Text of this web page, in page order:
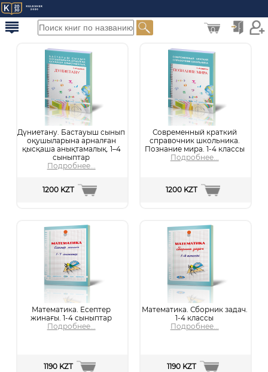
0
Дүниетану. Бастауыш сынып
оқушыларына арналған
қысқаша анықтамалық. 1–4
сыныптар
Подробнее...
1200 KZT
Современный краткий
справочник школьника.
Познание мира. 1-4 классы
Подробнее...
1200 KZT
Математика. Есептер
жинағы. 1-4 сыныптар
Подробнее...
1190 KZT
Математика. Сборник задач.
1-4 классы
Подробнее...
1190 KZT